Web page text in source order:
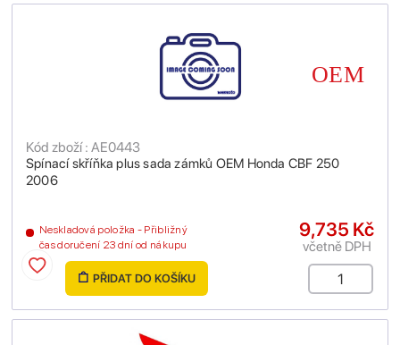
Spínací skříňka plus sada zámků OEM Honda CBF 250
2006
Kód zboží : AE0443
Neskladová položka - Přibližný
čas doručení 23 dní od nákupu
9,735 Kč
včetně DPH
PŘIDAT DO KOŠÍKU